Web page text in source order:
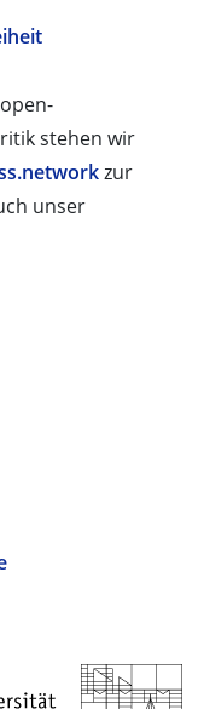
stehen wir
zur
unser